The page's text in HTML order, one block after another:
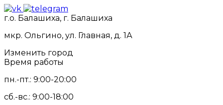
г.о. Балашиха, г. Балашиха
мкр. Ольгино, ул. Главная, д. 1А
Изменить город
Время работы
пн.-пт.: 9:00-20:00
сб.-вс.: 9:00-18:00